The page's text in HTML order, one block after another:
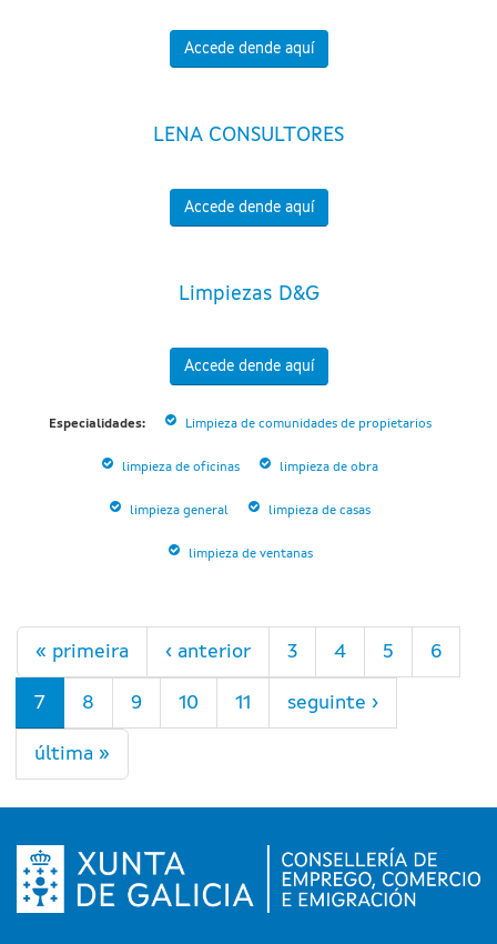
Accede dende aquí
LENA CONSULTORES
Accede dende aquí
Limpiezas D&G
Accede dende aquí
Especialidades: Limpieza de comunidades de propietarios
limpieza de oficinas limpieza de obra
limpieza general limpieza de casas
limpieza de ventanas
Páxinas
« primeira ‹ anterior 3 4 5 6
7 8 9 10 11 seguinte ›
última »